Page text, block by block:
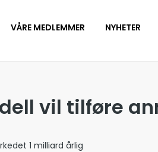
VÅRE MEDLEMMER NYHETER
vil tilføre
1 milliard årlig